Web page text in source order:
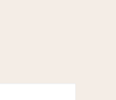
mit grau-weißem Hühnergott
weißem